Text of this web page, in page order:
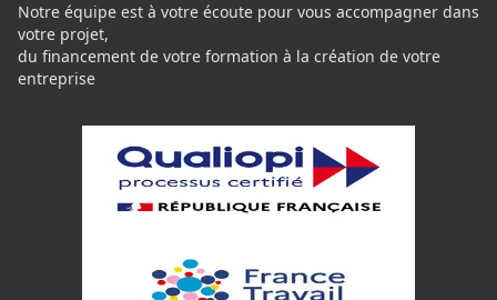
Notre équipe est à votre écoute pour vous accompagner dans
votre projet,
du financement de votre formation à la création de votre
entreprise